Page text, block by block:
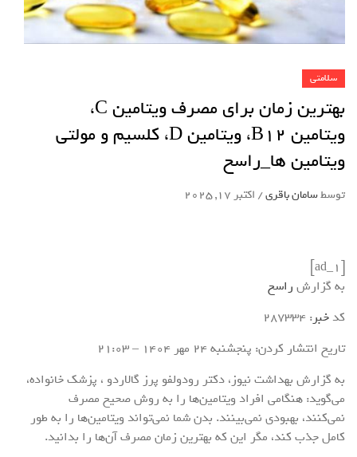
سلامتی
بهترین زمان برای مصرف ویتامین C،
ویتامین B۱۲، ویتامین D، کلسیم و مولتی
ویتامین ها_راسخ
توسطسامان باقری/ اکتبر 17, 2025
[ad_1]
به گزارش راسخ
کدخبر: 287334
تاریخ انتشار کردن: پنجشنبه 24 مهر 1404 – 21:03
به گزارش بهداشت نیوز، دکتر رودولفو پرز گالاردو ، پزشک خانواده،
می‌گوید: هنگامی افراد ویتامین‌ها را به روش صحیح مصرف
نمی‌کنند، بهبودی نمی‌بینند. بدن شما نمی‌تواند ویتامین‌ها را به طور
کامل جذب کند، مگر این که بهترین زمان مصرف آن‌ها را بدانید.